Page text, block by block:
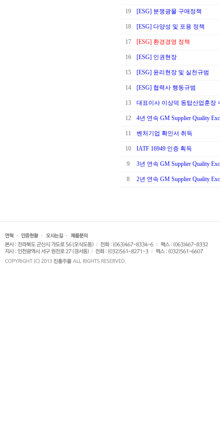
19 [ESG] 분쟁광물 구매정책
18 [ESG] 다양성 및 포용 정책
17 [ESG] 환경경영 정책
16 [ESG] 인권현장
15 [ESG] 윤리현장 및 실천규범
14 [ESG] 협력사 행동규범
13 대표이사 이상덕 동탑산업훈장
12 4년 연속 GM Supplier Quality
11 벤처기업 확인서 취득
10 IATF 16949 인증 획득
9 3년 연속 GM Supplier Quality
8 2년 연속 GM Supplier Quality